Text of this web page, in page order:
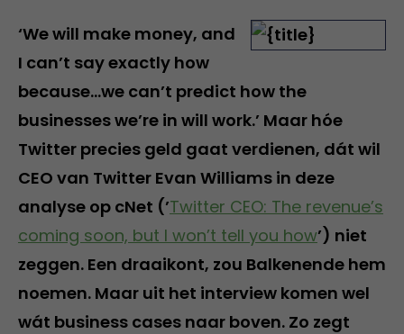
‘We will make money, and
I can’t say exactly how
because…we can’t predict how the
businesses we’re in will work.’ Maar hóe
Twitter precies geld gaat verdienen, dát wil
CEO van Twitter Evan Williams in deze
analyse op cNet (’Twitter CEO: The revenue’s
coming soon, but I won’t tell you how’) niet
zeggen. Een draaikont, zou Balkenende hem
noemen. Maar uit het interview komen wel
wát business cases naar boven. Zo zegt